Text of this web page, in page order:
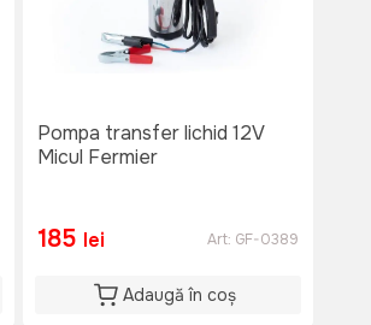
Pompa transfer lichid 12V
Micul Fermier
185 lei Art: GF-0389
Adaugă în coș